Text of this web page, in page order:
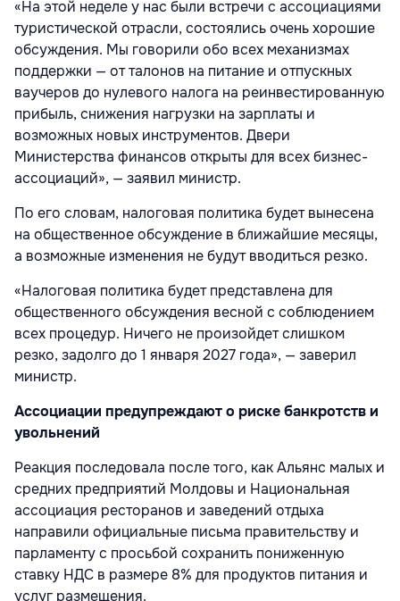
«На этой неделе у нас были встречи с ассоциациями
туристической отрасли, состоялись очень хорошие
обсуждения. Мы говорили обо всех механизмах
поддержки — от талонов на питание и отпускных
ваучеров до нулевого налога на реинвестированную
прибыль, снижения нагрузки на зарплаты и
возможных новых инструментов. Двери
Министерства финансов открыты для всех бизнес-
ассоциаций», — заявил министр.
По его словам, налоговая политика будет вынесена
на общественное обсуждение в ближайшие месяцы,
а возможные изменения не будут вводиться резко.
«Налоговая политика будет представлена для
общественного обсуждения весной с соблюдением
всех процедур. Ничего не произойдет слишком
резко, задолго до 1 января 2027 года», — заверил
министр.
Ассоциации предупреждают о риске банкротств и
увольнений
Реакция последовала после того, как Альянс малых и
средних предприятий Молдовы и Национальная
ассоциация ресторанов и заведений отдыха
направили официальные письма правительству и
парламенту с просьбой сохранить пониженную
ставку НДС в размере 8% для продуктов питания и
услуг размещения.